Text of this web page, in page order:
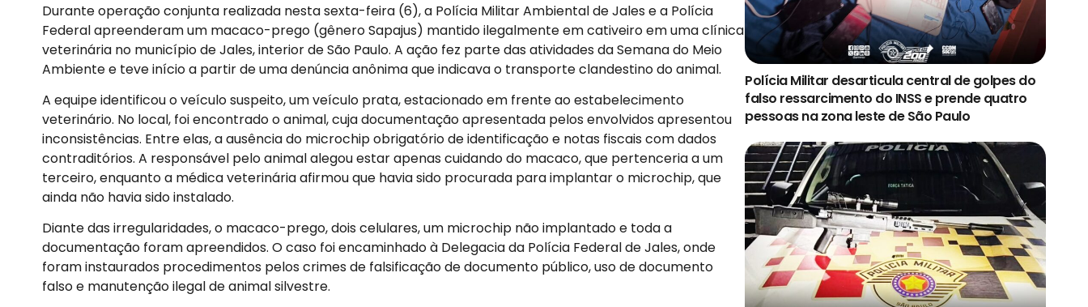
Durante operação conjunta realizada nesta sexta-feira (6), a Polícia Militar Ambiental de Jales e a Polícia
Federal apreenderam um macaco-prego (gênero Sapajus) mantido ilegalmente em cativeiro em uma clínica
veterinária no município de Jales, interior de São Paulo. A ação fez parte das atividades da Semana do Meio
Ambiente e teve início a partir de uma denúncia anônima que indicava o transporte clandestino do animal.
A equipe identificou o veículo suspeito, um veículo prata, estacionado em frente ao estabelecimento
veterinário. No local, foi encontrado o animal, cuja documentação apresentada pelos envolvidos apresentou
inconsistências. Entre elas, a ausência do microchip obrigatório de identificação e notas fiscais com dados
contraditórios. A responsável pelo animal alegou estar apenas cuidando do macaco, que pertenceria a um
terceiro, enquanto a médica veterinária afirmou que havia sido procurada para implantar o microchip, que
ainda não havia sido instalado.
Diante das irregularidades, o macaco-prego, dois celulares, um microchip não implantado e toda a
documentação foram apreendidos. O caso foi encaminhado à Delegacia da Polícia Federal de Jales, onde
foram instaurados procedimentos pelos crimes de falsificação de documento público, uso de documento
falso e manutenção ilegal de animal silvestre.
Polícia Militar desarticula central de golpes do
falso ressarcimento do INSS e prende quatro
pessoas na zona leste de São Paulo